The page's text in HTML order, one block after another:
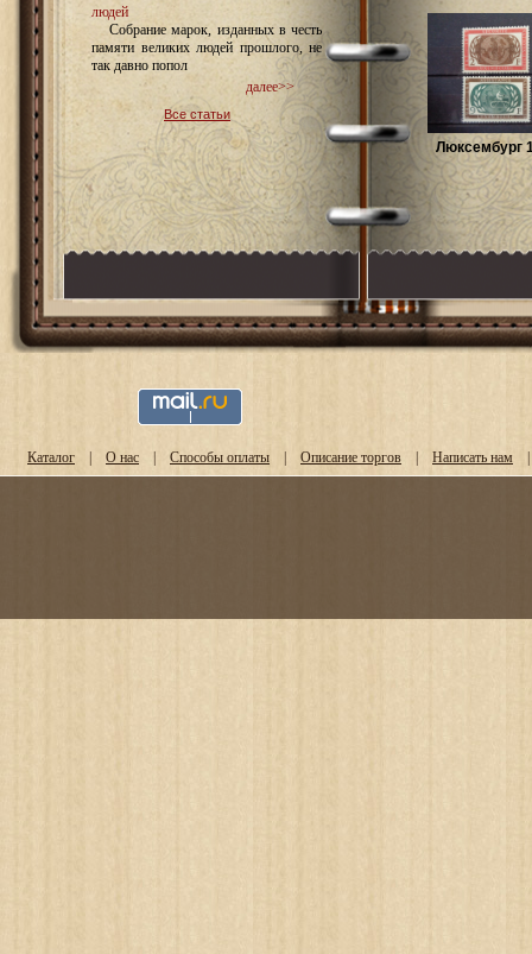
людей
Собрание марок, изданных в честь
памяти великих людей прошлого, не
так давно попол
далее>>
Все статьи
Люксембург
Каталог | О нас | Способы оплаты | Описание торгов | Написать нам |